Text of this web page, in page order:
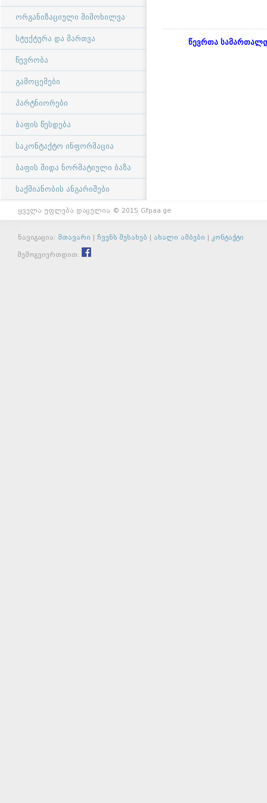
ორგანიზაციული მიმოხილვა
სტუქტურა და მართვა
წევრობა
გამოცემები
პარტნიორები
ბაფის წესდება
საკონტაქტო ინფორმაცია
ბაფის შიდა ნორმატიული ბაზა
საქმიანობის ანგარიშები
წევრთა
ყველა უფლება დაცულია © 2015 Gfpaa.ge
ნავიგაცია: მთავარი | ჩვენს შესახებ | ახალი ამბები | კონტაქტი
შემოგვიერთდით: